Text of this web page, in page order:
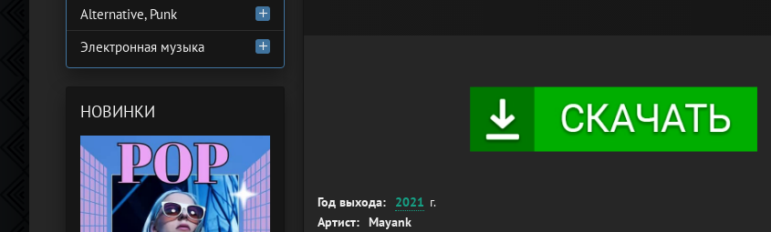
Год выхода: 2021 г.
Артист: Mayank
Alternative, Punk
Электронная музыка
НОВИНКИ